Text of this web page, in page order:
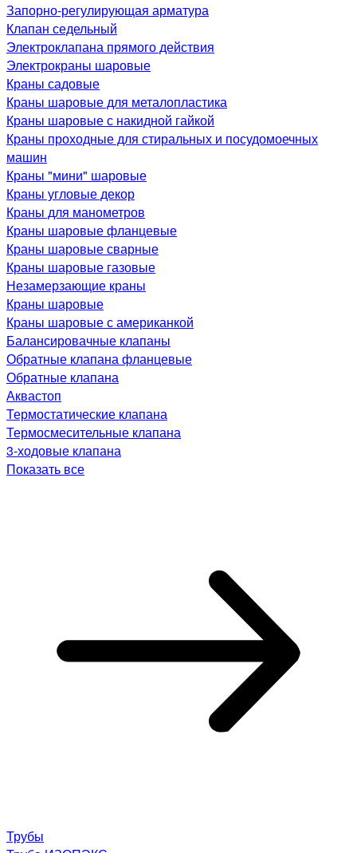
Запорно-регулирующая арматура
Клапан седельный
Электроклапана прямого действия
Электрокраны шаровые
Краны садовые
Краны шаровые для металопластика
Краны шаровые с накидной гайкой
Краны проходные для стиральных и посудомоечных
машин
Краны "мини" шаровые
Краны угловые декор
Краны для манометров
Краны шаровые фланцевые
Краны шаровые сварные
Краны шаровые газовые
Незамерзающие краны
Краны шаровые
Краны шаровые с американкой
Балансировачные клапаны
Обратные клапана фланцевые
Обратные клапана
Аквастоп
Термостатические клапана
Термосмесительные клапана
3-ходовые клапана
Показать все
Трубы